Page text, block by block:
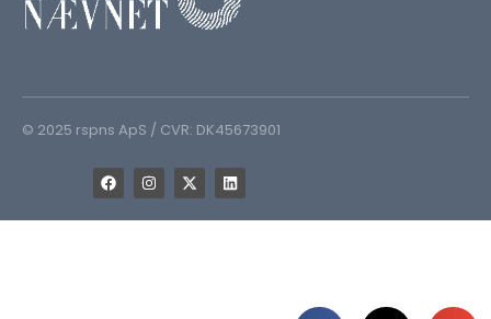
© 2025 rspns ApS / CVR: DK45673901